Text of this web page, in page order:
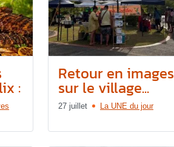
:
Retour en images
sur le village...
27 juillet La UNE du jour